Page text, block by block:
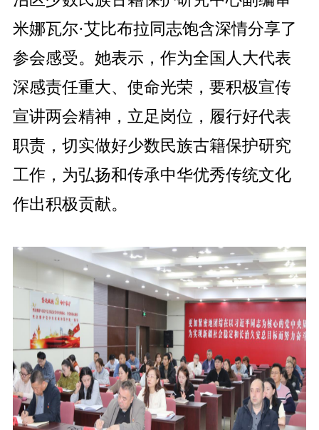
米娜瓦尔·艾比布拉同志饱含深情分享了
参会感受。 她表示，作为全国人大代表
深感责任重大、使命光荣， 要积极宣传
宣讲两会精神，立足岗位 ， 履行好代表
职责， 切实做好少数民族古籍保护研究
工作，为弘扬和传承中华优秀传统文化
作出积极贡献。